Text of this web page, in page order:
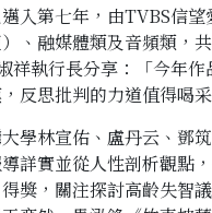
邁入第七年，由TVBS信
、融媒體類及音頻類，
祥執行長分享：「今年
反思批判的力道值得喝
學林宣佑、盧丹云、鄧
詳實並從人性剖析觀點
，關注探討高齡失智